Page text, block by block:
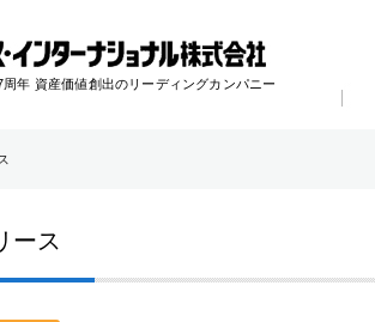
年 資産価値創出のリーディングカンパニー
ース